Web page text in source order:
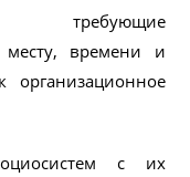
требующие
месту, времени и
с их